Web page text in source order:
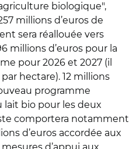
biologique",
millions d’euros de
sera réallouée vers
millions d’euros pour la
pour 2026 et 2027 (il
par hectare). 12 millions
programme
lait bio pour les deux
comportera notamment
d’euros accordée aux